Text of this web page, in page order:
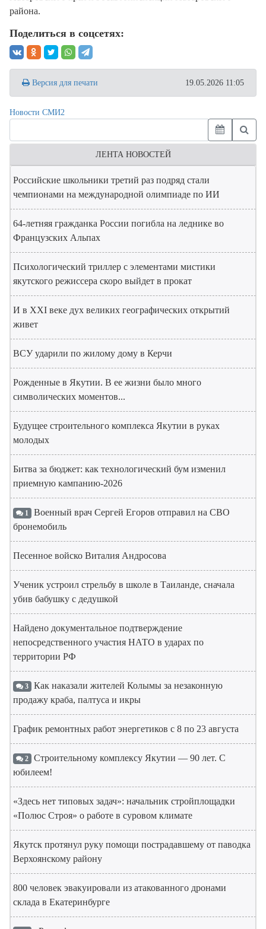
района.
Поделиться в соцсетях:
Версия для печати 19.05.2026 11:05
Новости СМИ2
ЛЕНТА НОВОСТЕЙ
Российские школьники третий раз подряд стали
чемпионами на международной олимпиаде по ИИ
64-летняя гражданка России погибла на леднике во
Французских Альпах
Психологический триллер с элементами мистики
якутского режиссера скоро выйдет в прокат
И в XXI веке дух великих географических открытий
живет
ВСУ ударили по жилому дому в Керчи
Рожденные в Якутии. В ее жизни было много
символических моментов...
Будущее строительного комплекса Якутии в руках
молодых
Битва за бюджет: как технологический бум изменил
приемную кампанию-2026
1 Военный врач Сергей Егоров отправил на СВО
бронемобиль
Песенное войско Виталия Андросова
Ученик устроил стрельбу в школе в Таиланде, сначала
убив бабушку с дедушкой
Найдено документальное подтверждение
непосредственного участия НАТО в ударах по
территории РФ
3 Как наказали жителей Колымы за незаконную
продажу краба, палтуса и икры
График ремонтных работ энергетиков с 8 по 23 августа
2 Строительному комплексу Якутии — 90 лет. С
юбилеем!
«Здесь нет типовых задач»: начальник стройплощадки
«Полюс Строя» о работе в суровом климате
Якутск протянул руку помощи пострадавшему от паводка
Верхоянскому району
800 человек эвакуировали из атакованного дронами
склада в Екатеринбурге